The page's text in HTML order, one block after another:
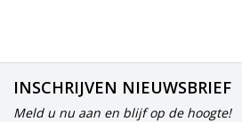
INSCHRIJVEN NIEUWSBRIEF
Meld u nu aan en blijf op de hoogte!